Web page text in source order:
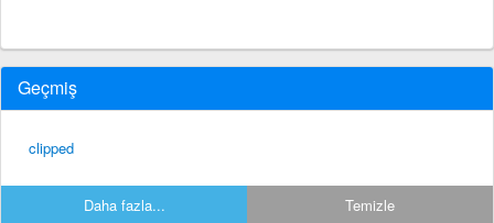
Geçmiş
clipped
Daha fazla... Temizle